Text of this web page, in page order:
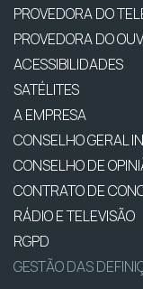
PROVEDORA DO
PROVEDORA DO
ACESSIBILIDADES
SATÉLITES
A EMPRESA
CONSELHO GERAL
CONSELHO DE
CONTRATO DE
RÁDIO E TELEVISÃO
RGPD
GESTÃO DAS